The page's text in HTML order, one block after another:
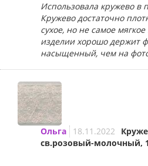
Использовала кружево в
Кружево достаточно
сухое, но не самое
изделии хорошо держит
насыщенный, чем на
Ольга 18.11.2022
св.розовый-молочный,